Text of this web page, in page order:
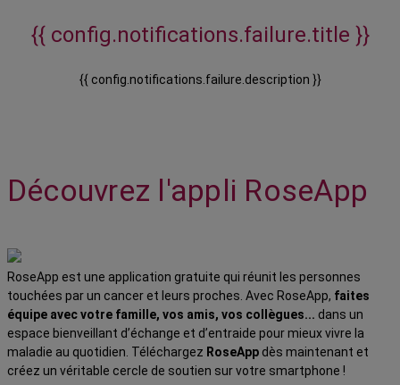
{{ config.notifications.failure.title }}
{{ config.notifications.failure.description }}
Découvrez l'appli RoseApp
RoseApp est une application gratuite qui réunit les personnes
touchées par un cancer et leurs proches. Avec RoseApp, faites
équipe avec votre famille, vos amis, vos collègues... dans un
espace bienveillant d’échange et d’entraide pour mieux vivre la
maladie au quotidien. Téléchargez RoseApp dès maintenant et
créez un véritable cercle de soutien sur votre smartphone !